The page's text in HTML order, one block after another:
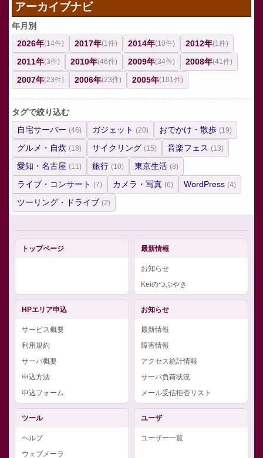
アーカイブナビ
年月別
2026年(14件) 2017年(1件) 2014年(10件) 2012年(1件)
2011年(3件) 2010年(46件) 2009年(34件) 2008年(41件)
2007年(23件) 2006年(23件) 2005年(101件)
タグで絞り込む
自宅サーバー (46) ガジェット (20) おでかけ・散歩 (19)
グルメ・自炊 (18) サイクリング (15) 音楽フェス (13)
愛知・名古屋 (11) 旅行 (10) 東京生活 (8)
ライブ・コンサート (7) カメラ・写真 (6) WordPress (4)
ツーリング・ドライブ (2)
トップページ 最新情報
お知らせ
Keiのつぶやき
HPエリア申込
サービス概要
利用規約
サーバ概要
申込方法
申込フォーム
お知らせ
最新情報
障害情報
アクセス統計情報
サーバ負荷状況
メール受信拒否リスト
ツール
ヘルプ
ウェブメーラ
ユーザ
ユーザー一覧